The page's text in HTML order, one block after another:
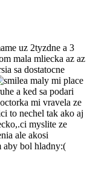
uz 2tyzdne a 3
mala mliecka az az
sa dostatocne
a maly mi place
a ked sa podari
mi vravela ze
to nechel tak ako aj
myslite ze
ale akosi
aby bol hladny:(